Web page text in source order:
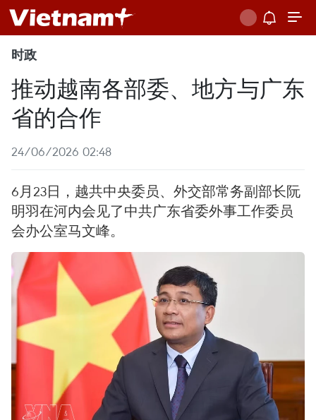
时政
推动越南各部委、地方与广东
省的合作
24/06/2026 02:48
6月23日，越共中央委员、外交部常务副部长阮
明羽在河内会见了中共广东省委外事工作委员
会办公室马文峰。